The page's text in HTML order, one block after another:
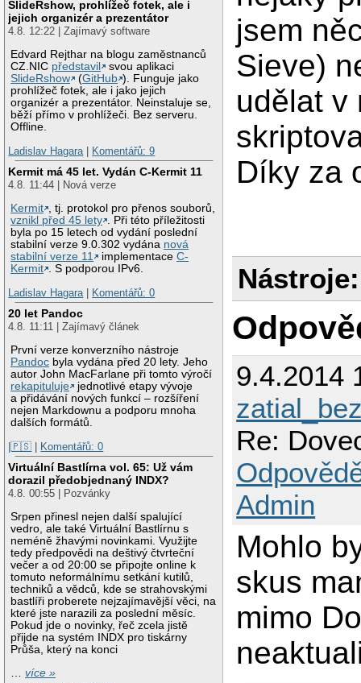
SlideRshow, prohlížeč fotek, ale i
jejich organizér a prezentátor
4.8. 12:22 | Zajímavý software
Edvard Rejthar na blogu zaměstnanců
CZ.NIC představil
svou aplikaci
SlideRshow
(GitHub ). Funguje jako
prohlížeč fotek, ale i jako jejich
organizér a prezentátor. Neinstaluje se,
běží přímo v prohlížeči. Bez serveru.
Offline.
Ladislav Hagara | Komentářů: 9
Kermit má 45 let. Vydán C-Kermit 11
4.8. 11:44 | Nová verze
Kermit , tj. protokol pro přenos souborů,
vznikl před 45 lety . Při této příležitosti
byla po 15 letech od vydání poslední
stabilní verze 9.0.302 vydána nová
stabilní verze 11
implementaceC-
Kermit . S podporou IPv6.
Ladislav Hagara | Komentářů: 0
20 let Pandoc
4.8. 11:11 | Zajímavý článek
První verze konverzního nástroje
Pandoc byla vydána před 20 lety. Jeho
autor John MacFarlane při tomto výročí
rekapituluje
jednotlivé etapy vývoje
a přidávání nových funkcí – rozšíření
nejen Markdownu a podporu mnoha
dalších formátů.
|🇵🇸 | Komentářů: 0
Virtuální Bastlírna vol. 65: Už vám
dorazil předobjednaný INDX?
4.8. 00:55 | Pozvánky
Srpen přinesl nejen další spalující
vedro, ale také Virtuální Bastlírnu s
neméně žhavými novinkami. Využijte
tedy předpovědi na deštivý čtvrteční
večer a od 20:00 se připojte online k
tomuto neformálnímu setkání kutilů,
techniků a vědců, kde se strahovskými
bastlíři proberete nejzajímavější věci, na
které jste narazili za poslední měsíc.
Pokud jde o novinky, řeč zcela jistě
přijde na systém INDX pro tiskárny
Průša, který na konci
…více »
jsem
Sieve)
udělat v
Díky za
Nástroje:
9.4.2014
Re:
Admin
Mohlo
skus
mimo